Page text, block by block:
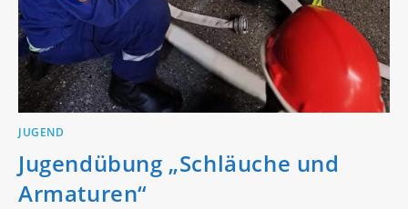
JUGEND
Jugendübung „Schläuche und
Armaturen“